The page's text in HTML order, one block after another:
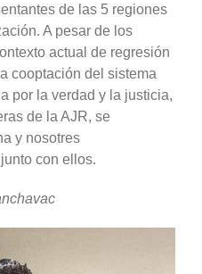
de las 5 regiones
A pesar de los
actual de regresión
cooptación del sistema
por la verdad y la justicia,
de la AJR, se
y nosotres
con ellos.